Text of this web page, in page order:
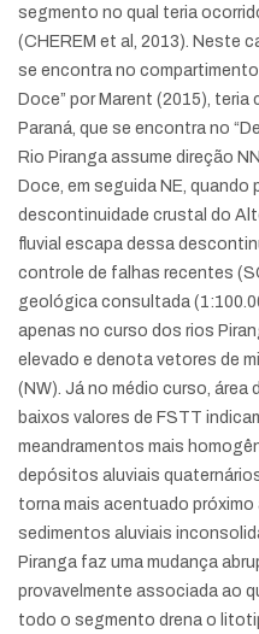
segmento no qual teria
(CHEREM et al, 2013). Neste
se encontra no
Doce” por Marent (2015),
Paraná, que se encontra no
Rio Piranga assume direção
Doce, em seguida NE,
descontinuidade crustal do
fluvial escapa dessa
controle de falhas recentes
geológica consultada
apenas no curso dos rios
elevado e denota vetores de
(NW). Já no médio curso, área
baixos valores de FSTT
meandramentos mais
depósitos aluviais
torna mais acentuado
sedimentos aluviais
Piranga faz uma mudança
provavelmente associada ao
todo o segmento drena o